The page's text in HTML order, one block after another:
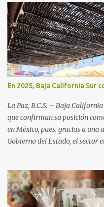
En 2025, Baja California Sur
La Paz, B.C.S. – Baja
que confirman su posición
en México, pues. gracias a
Gobierno del Estado, el sector
una derrama económica sin
este periodo vacacional son
que supera el 70% . Sin